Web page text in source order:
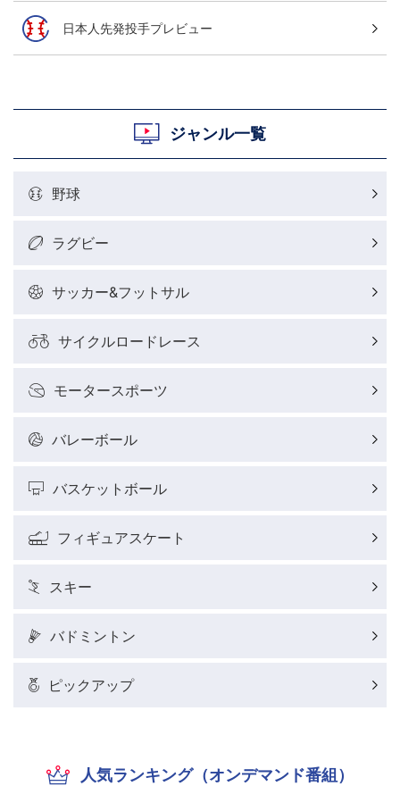
日本人先発投手プレビュー
ジャンル一覧
野球
ラグビー
サッカー&フットサル
サイクルロードレース
モータースポーツ
バレーボール
バスケットボール
フィギュアスケート
スキー
バドミントン
ピックアップ
人気ランキング（オンデマンド番組）